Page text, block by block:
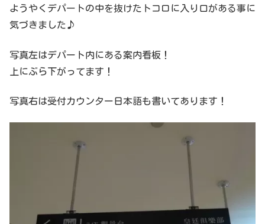
ようやくデパートの中を抜けたトコロに入り口がある事に
気づきました♪
写真左はデパート内にある案内看板！
上にぶら下がってます！
写真右は受付カウンター日本語も書いてあります！